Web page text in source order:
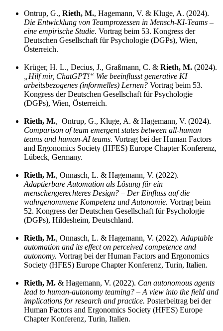
Ontrup, G., Rieth, M., Hagemann, V. & Kluge, A. (2024).
Die Entwicklung von Teamprozessen in Mensch-KI-Teams –
eine empirische Studie. Vortrag beim 53. Kongress der
Deutschen Gesellschaft für Psychologie (DGPs), Wien,
Österreich.
Krüger, H. L., Decius, J., Graßmann, C. & Rieth, M. (2024).
„Hilf mir, ChatGPT!“ Wie beeinflusst generative KI
arbeitsbezogenes (informelles) Lernen? Vortrag beim 53.
Kongress der Deutschen Gesellschaft für Psychologie
(DGPs), Wien, Österreich.
Rieth, M., Ontrup, G., Kluge, A. & Hagemann, V. (2024).
Comparison of team emergent states between all-human
teams and human-AI teams. Vortrag bei der Human Factors
and Ergonomics Society (HFES) Europe Chapter Konferenz,
Lübeck, Germany.
Rieth, M., Onnasch, L. & Hagemann, V. (2022).
Adaptierbare Automation als Lösung für ein
menschengerechteres Design? – Der Einfluss auf die
wahrgenommene Kompetenz und Autonomie. Vortrag beim
52. Kongress der Deutschen Gesellschaft für Psychologie
(DGPs), Hildesheim, Deutschland.
Rieth, M., Onnasch, L. & Hagemann, V. (2022). Adaptable
automation and its effect on perceived competence and
autonomy. Vortrag bei der Human Factors and Ergonomics
Society (HFES) Europe Chapter Konferenz, Turin, Italien.
Rieth, M. & Hagemann, V. (2022). Can autonomous agents
lead to human-autonomy teaming? – A view into the field and
implications for research and practice. Posterbeitrag bei der
Human Factors and Ergonomics Society (HFES) Europe
Chapter Konferenz, Turin, Italien.